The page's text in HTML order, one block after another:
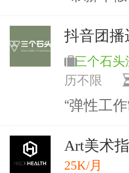
抖音团播
三个石
历不限
“弹性工
Art美术
25K/月